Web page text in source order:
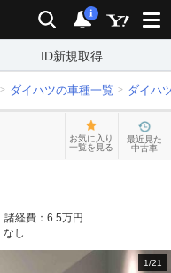
検索 通知
i
ID新規取得
ダイハツの車種一覧 ダイハ
お気に入り
一覧を見る
最近見た
中古車
諸経費： 6.5万円
なし
1/21